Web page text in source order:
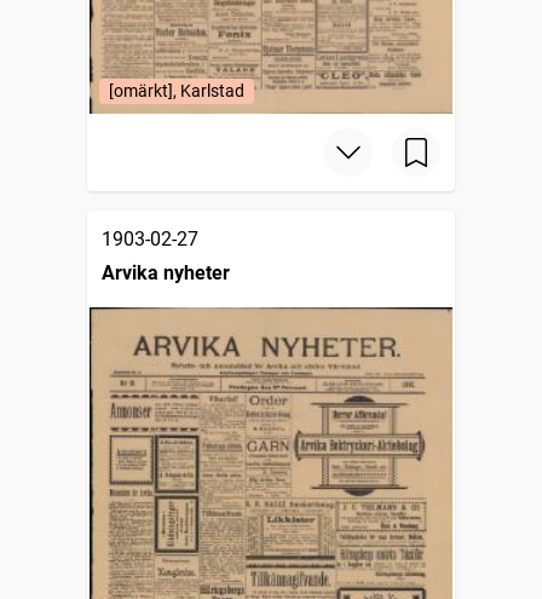
[omärkt], Karlstad
1903-02-27
Arvika nyheter